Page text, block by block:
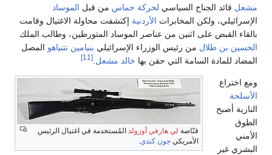
مشعل قائد الجناح السياسي لحركة حماس من قبل الموساد
الإسرائيلي، ولكن المخابرات الأردنية إكتشفت محاولة الاغتيال وقامت
بالقاء القبض على اثنين من عناصر الموساد المتورطين، وطالب الملك
الحسين بن طلال من رئيس الوزراء الإسرائيلي بنيامين نتنياهو المصل
المضاد للمادة السامة التي حقن بها خالد مشعل.
[11]
قنّاصة لي هارفي أوزولد المُستخدمة في اغتيال الرئيس
الأمريكي جون كندي.
ومع اختراع
الأسلحة
النارية أصبح
الطوق
الأمني
البشري غير